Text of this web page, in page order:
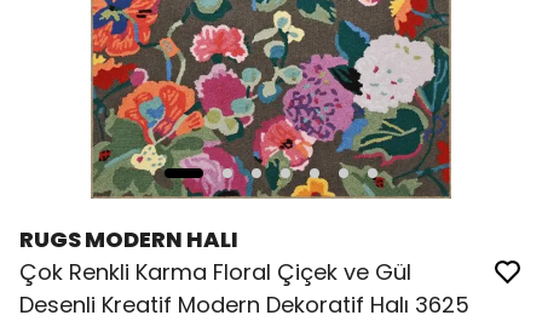
RUGS MODERN HALI
Çok Renkli Karma Floral Çiçek ve Gül
Desenli Kreatif Modern Dekoratif Halı 3625